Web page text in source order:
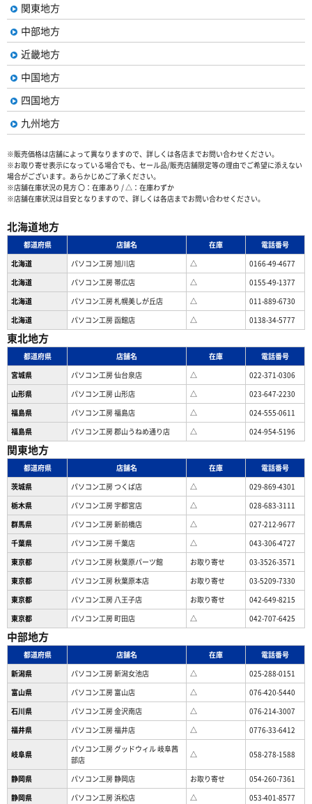
関東地方
中部地方
近畿地方
中国地方
四国地方
九州地方
※販売価格は店舗によって異なりますので、詳しくは各店までお問い合わせください。
※お取り寄せ表示になっている場合でも、セール品/販売店舗限定等の理由でご希望に添えない
場合がございます。あらかじめご了承ください。
※店舗在庫状況の見方 〇：在庫あり / △：在庫わずか
※店舗在庫状況は目安となりますので、詳しくは各店までお問い合わせください。
北海道地方
都道府県 店舗名 在庫
電話番号
北海道
パソコン工房 旭川店 △
0166-49-4677
北海道
パソコン工房 帯広店 △
0155-49-1377
北海道
パソコン⼯房 札幌美しが丘店 △
011-889-6730
北海道
パソコン工房 函館店 △ 0138-34-5777
東北地方
都道府県 店舗名 在庫
電話番号
宮城県
パソコン工房 仙台泉店 △
022-371-0306
山形県
パソコン工房 山形店 △
023-647-2230
福島県
パソコン工房 福島店 △
024-555-0611
福島県
パソコン工房 郡山うねめ通り店 △ 024-954-5196
関東地方
都道府県 店舗名 在庫
電話番号
茨城県
パソコン工房 つくば店 △
029-869-4301
栃木県
パソコン工房 宇都宮店 △
028-683-3111
群馬県
パソコン工房 新前橋店 △
027-212-9677
千葉県
パソコン工房 千葉店 △
043-306-4727
東京都
パソコン工房 秋葉原パーツ館 お取り寄せ
03-3526-3571
東京都
パソコン工房 秋葉原本店 お取り寄せ
03-5209-7330
東京都
パソコン工房 八王子店 お取り寄せ
042-649-8215
東京都
パソコン工房 町田店 △ 042-707-6425
中部地方
都道府県 店舗名 在庫
電話番号
新潟県
パソコン工房 新潟女池店 △
025-288-0151
富山県
パソコン工房 富山店 △
076-420-5440
石川県
パソコン工房 金沢南店 △
076-214-3007
福井県
パソコン工房 福井店 △ 0776-33-6412
岐阜県
パソコン工房 グッドウィル 岐阜茜
部店
△ 058-278-1588
静岡県 パソコン工房 静岡店 お取り寄せ
054-260-7361
静岡県
パソコン工房 浜松店 △ 053-401-8577